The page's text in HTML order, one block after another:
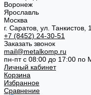
Воронеж
Ярославль
Москва
г. Саратов, ул. Танкистов,
+7 (8452) 24-30-51
Заказать звонок
mail@metalkomp.ru
пн-пт с 08:00 до 17:00 по
Личный кабинет
Корзина
Избранное
Сравнение